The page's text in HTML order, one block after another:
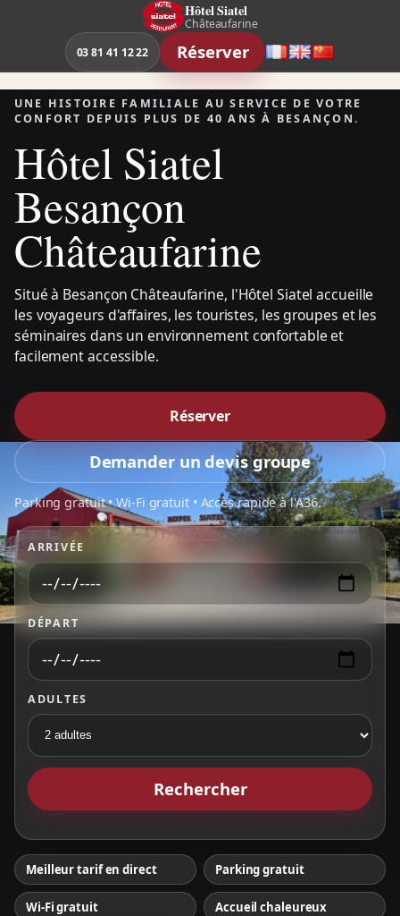
Hôtel Siatel
Châteaufarine
03 81 41 12 22
Réserver Français
English
中
文
UNE HISTOIRE FAMILIALE AU SERVICE DE VOTRE
CONFORT DEPUIS PLUS DE 40 ANS À BESANÇON.
Hôtel Siatel
Besançon
Châteaufarine
Situé à Besançon Châteaufarine, l'Hôtel Siatel accueille
les voyageurs d'affaires, les touristes, les groupes et les
séminaires dans un environnement confortable et
facilement accessible.
Réserver
Demander un devis groupe
Parking gratuit • Wi-Fi gratuit • Accès rapide à l'A36.
ARRIVÉE
DÉPART
ADULTES
Rechercher
Meilleur tarif en direct Parking gratuit
Wi-Fi gratuit Accueil chaleureux